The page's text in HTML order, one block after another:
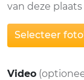
van deze plaats
Selecteer
Video